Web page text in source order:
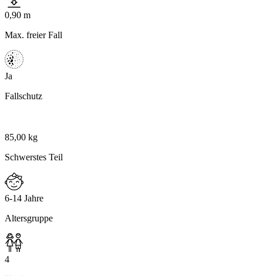
Art.-Nr. 1061 - 1501
0,90 m
Max. freier Fall
Ja
Fallschutz
85,00 kg
Schwerstes Teil
6-14 Jahre
Altersgruppe
4